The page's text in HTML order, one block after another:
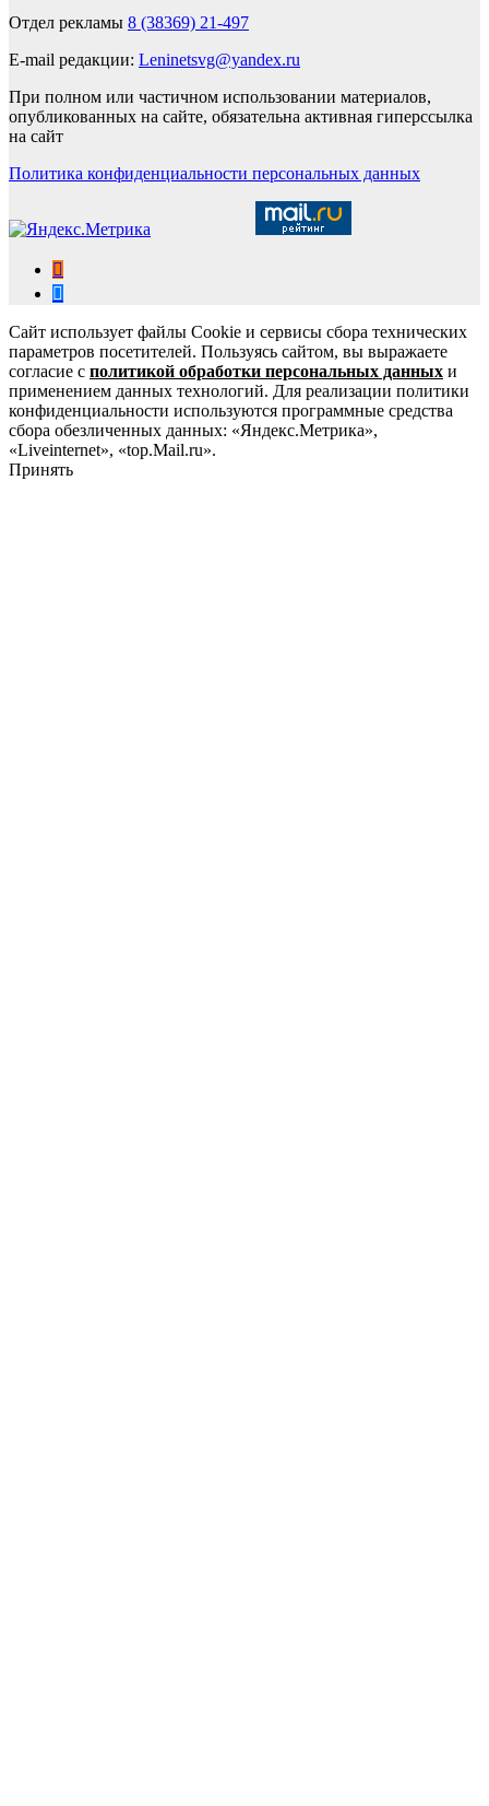
Отдел рекламы 8 (38369) 21-497
E-mail редакции: Leninetsvg@yandex.ru
При полном или частичном использовании материалов,
опубликованных на сайте, обязательна активная гиперссылка
на сайт
Политика конфиденциальности персональных данных
Сайт использует файлы Cookie и сервисы сбора технических
параметров посетителей. Пользуясь сайтом, вы выражаете
согласие с политикой обработки персональных данных и
применением данных технологий. Для реализации политики
конфиденциальности используются программные средства
сбора обезличенных данных: «Яндекс.Метрика»,
«Liveinternet», «top.Mail.ru».
Принять